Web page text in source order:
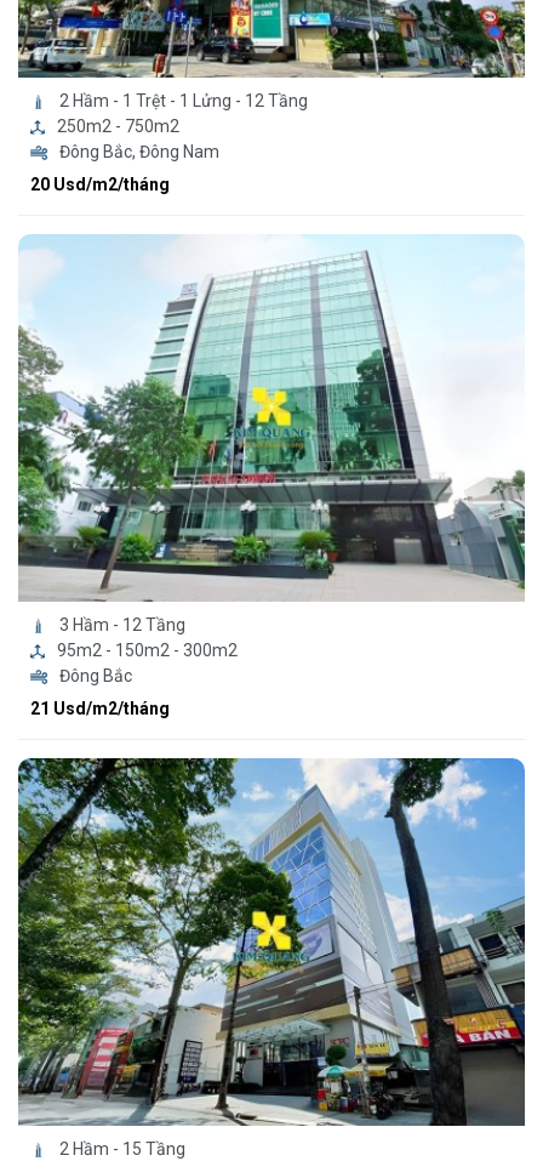
2 Hầm - 1 Trệt - 1 Lửng - 12 Tầng
250m2 - 750m2
Đông Bắc, Đông Nam
20 Usd/m2/tháng
3 Hầm - 12 Tầng
95m2 - 150m2 - 300m2
Đông Bắc
21 Usd/m2/tháng
2 Hầm - 15 Tầng